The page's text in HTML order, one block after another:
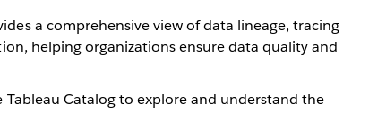
a comprehensive view of data lineage, tracing
helping organizations ensure data quality and
Catalog to explore and understand the